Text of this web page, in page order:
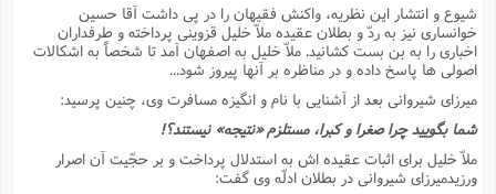
شیوع و انتشار این نظریه، واکنش فقیهان را در پى داشت آقا حسین
خوانسارى نیز به ردّ و بطلان عقیده ملاّ خلیل قزوینى پرداخته و طرفداران
اخبارى را به بن بست کشانید. ملاّ خلیل به اصفهان آمد تا شخصاً به اشکالات
اصولى ها پاسخ داده و در مناظره بر آنها پیروز شود...
میرزاى شیروانى بعد از آشنایى با نام و انگیزه مسافرت وى، چنین پرسید:
شما بگویید چرا صغرا و کبرا، مستلزم «نتیجه» نیستند؟!
ملاّ خلیل براى اثبات عقیده اش به استدلال پرداخت و بر حجّیت آن اصرار
ورزیدمیرزاى شیروانى در بطلان ادلّه وى گفت: